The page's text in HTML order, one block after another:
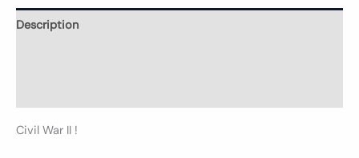
Description
Civil War II !